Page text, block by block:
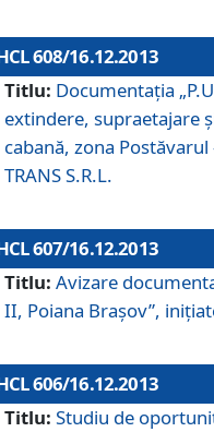
608/16.12.2013
Titlu: Documentaţia
extindere, supraetajare
cabană, zona
TRANS S.R.L.
607/16.12.2013
Titlu: Avizare
II, Poiana Braşov”,
606/16.12.2013
Titlu: Studiu de